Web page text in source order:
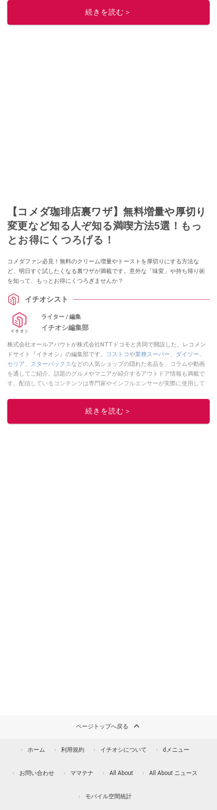
「週刊プレイボーイ」、宝島社「おいしい！ シャトレーゼBOOK」などでグ
ルメライター、食の専門家として出演実績あり。
続きを読む＞
【コメダ珈琲店裏ワザ】無料増量や厚切り
変更など知る人ぞ知る満喫方法5選！もっ
とお得にくつろげる！
コメダファン必見！無料のクリーム増量やトーストを厚切りにする方法な
ど、明日すぐ試したくなる裏ワザが満載です。意外な「味変」や持ち帰り術
を知って、もっとお得にくつろぎませんか？
イチオシスト
ライター / 編集
イチオシ編集部
株式会社オールアバウトが株式会社NTTドコモと共同で開設した、レコメン
ドサイト『イチオシ』の編集部です。
コストコや業務スーパー、 ダイソー、
セリア、 スターバックスなどの人気ショップの隠れた名品を、コラムや動画
を通してご紹介。話題のグルメやマニアが紹介するアウトドア情報も満載で
す。配信しているコンテンツは専門家やインフルエンサーが実際に使用して
ニュースでフォロー
続きを読む＞
ページトップへ戻る
ホーム 利用規約 イチオシについて dメニュー
お問い合わせ ママテナ All About All About ニュース
モバイル空間統計